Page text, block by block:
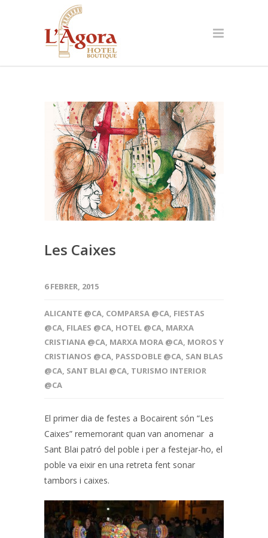
Les Caixes
6 FEBRER, 2015
ALICANTE @CA, COMPARSA @CA, FIESTAS
@CA, FILAES @CA, HOTEL @CA, MARXA
CRISTIANA @CA, MARXA MORA @CA, MOROS Y
CRISTIANOS @CA, PASSDOBLE @CA, SAN BLAS
@CA, SANT BLAI @CA, TURISMO INTERIOR
@CA
El primer dia de festes a Bocairent són “Les
Caixes” rememorant quan van anomenar a
Sant Blai patró del poble i per a festejar-ho, el
poble va eixir en una retreta fent sonar
tambors i caixes.